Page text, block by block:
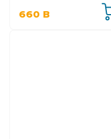
660 В